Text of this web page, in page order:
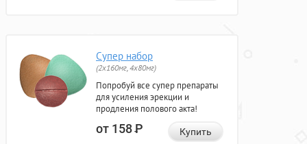
Супер набор
(2х160мг, 4х80мг)
Попробуй все супер препараты
для усиления эрекции и
продления полового акта!
от 158Р Купить